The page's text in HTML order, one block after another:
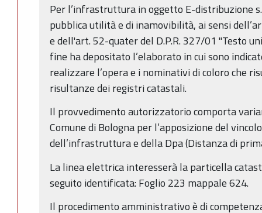
Per l’infrastruttura in oggetto E-distribuzione
pubblica utilità e di inamovibilità, ai sensi
e dell'art. 52-quater del D.P.R. 327/01 "Testo
fine ha depositato l’elaborato in cui sono
realizzare l’opera e i nominativi di coloro che
risultanze dei registri catastali.
Il provvedimento autorizzatorio comporta
Comune di Bologna per l’apposizione del
dell’infrastruttura e della Dpa (Distanza di
La linea elettrica interesserà la particella
seguito identificata: Foglio 223 mappale 624.
Il procedimento amministrativo è di